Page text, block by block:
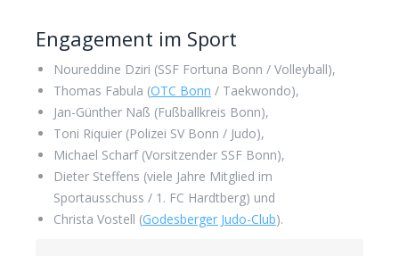
Engagement im Sport
Noureddine Dziri (SSF Fortuna Bonn / Volleyball),
Thomas Fabula (OTC Bonn / Taekwondo),
Jan-Günther Naß (Fußballkreis Bonn),
Toni Riquier (Polizei SV Bonn / Judo),
Michael Scharf (Vorsitzender SSF Bonn),
Dieter Steffens (viele Jahre Mitglied im
Sportausschuss / 1. FC Hardtberg) und
Christa Vostell (Godesberger Judo-Club).